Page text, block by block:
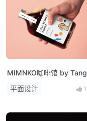
MIMNKO咖啡馆 by
平面设计